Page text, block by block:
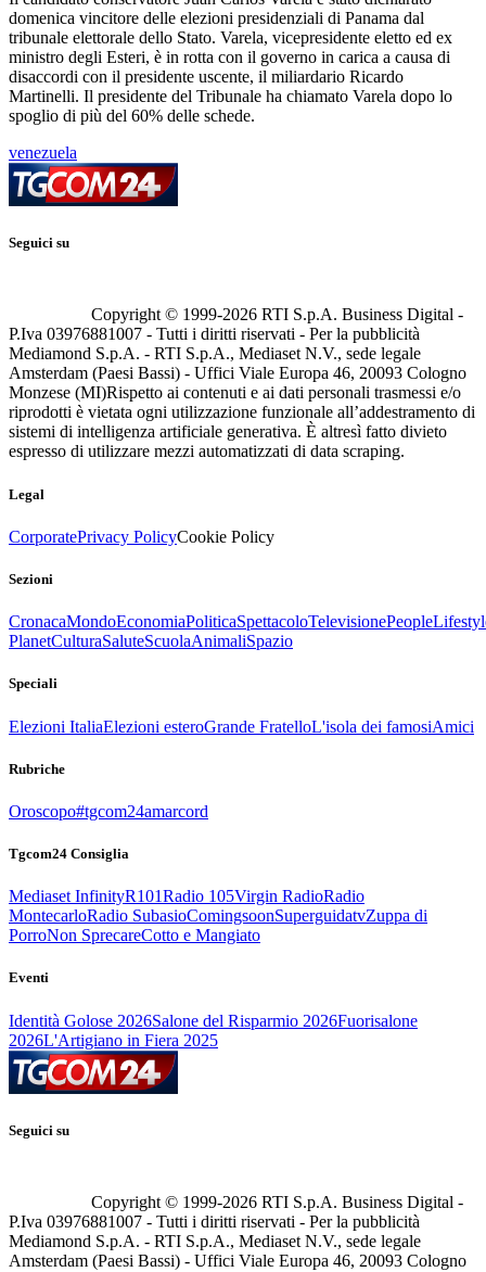
domenica vincitore delle elezioni presidenziali di Panama dal
tribunale elettorale dello Stato. Varela, vicepresidente eletto ed ex
ministro degli Esteri, è in rotta con il governo in carica a causa di
disaccordi con il presidente uscente, il miliardario Ricardo
Martinelli. Il presidente del Tribunale ha chiamato Varela dopo lo
spoglio di più del 60% delle schede.
venezuela
Seguici su
Copyright © 1999-2026 RTI S.p.A. Business Digital -
P.Iva 03976881007 - Tutti i diritti riservati - Per la pubblicità
Mediamond S.p.A. - RTI S.p.A., Mediaset N.V., sede legale
Amsterdam (Paesi Bassi) - Uffici Viale Europa 46, 20093 Cologno
Monzese (MI)Rispetto ai contenuti e ai dati personali trasmessi e/o
riprodotti è vietata ogni utilizzazione funzionale all’addestramento di
sistemi di intelligenza artificiale generativa. È altresì fatto divieto
espresso di utilizzare mezzi automatizzati di data scraping.
Legal
CorporatePrivacy PolicyCookie Policy
Sezioni
CronacaMondoEconomiaPoliticaSpettacoloTelevisionePeople
PlanetCulturaSaluteScuolaAnimaliSpazio
Speciali
Elezioni ItaliaElezioni esteroGrande FratelloL'isola dei famosiAmici
Rubriche
Oroscopo#tgcom24amarcord
Tgcom24 Consiglia
Mediaset InfinityR101Radio 105Virgin RadioRadio
MontecarloRadio SubasioComingsoonSuperguidatvZuppa di
PorroNon SprecareCotto e Mangiato
Eventi
Identità Golose 2026Salone del Risparmio 2026Fuorisalone
2026L'Artigiano in Fiera 2025
Seguici su
Copyright © 1999-2026 RTI S.p.A. Business Digital -
P.Iva 03976881007 - Tutti i diritti riservati - Per la pubblicità
Mediamond S.p.A. - RTI S.p.A., Mediaset N.V., sede legale
Amsterdam (Paesi Bassi) - Uffici Viale Europa 46, 20093 Cologno